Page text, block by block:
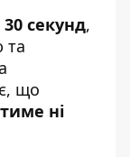
секунд,
та
що
ні